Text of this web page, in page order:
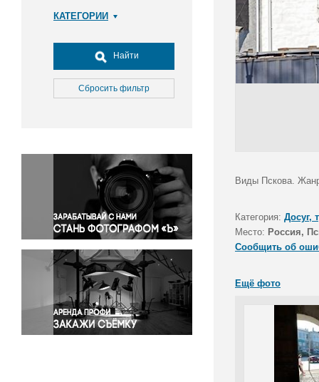
КАТЕГОРИИ
Досуг, туризм и отдых
Культура
Медицина
Окружающая среда
Политика
Правосудие
Происшествия и конфликты
Религия
Светская жизнь
Спорт
Экология
Экономика и бизнес
Найти
Сбросить фильтр
Виды Пскова.
Категория: Досуг,
Место: Россия,
Сообщить об
Ещё фото